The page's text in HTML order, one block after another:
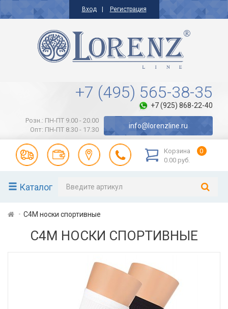
Вход Регистрация
+7 (495) 565-38-35
+7 (925) 868-22-40
Розн.: ПН-ПТ 9.00 - 20.00
Опт: ПН-ПТ 8.30 - 17.30
info@lorenzline.ru
Корзина
0
0.00 руб.
Каталог
С4М носки спортивные
С4М НОСКИ СПОРТИВНЫЕ